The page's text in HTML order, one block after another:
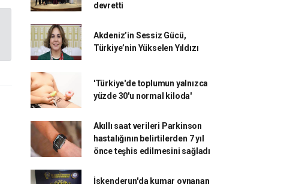
devretti
Akdeniz’in Sessiz Gücü,
Türkiye’nin Yükselen Yıldızı
'Türkiye'de toplumun yalnızca
yüzde 30'u normal kiloda'
Akıllı saat verileri Parkinson
hastalığının belirtilerden 7 yıl
önce teşhis edilmesini sağladı
İskenderun'da kumar oynanan